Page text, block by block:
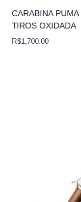
CARABINA
TIROS OXIDADA
R$1,700.00